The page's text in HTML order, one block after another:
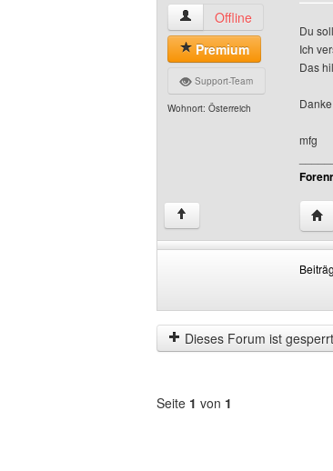
philipp7 Benutzer-Profile
Offline
Premium
Support-Team
Wohnort: Österreich
Du
Ich
Das
mfg
↑
der
letzten
Zeit
by
Dieses Forum ist
Seite 1 von 1